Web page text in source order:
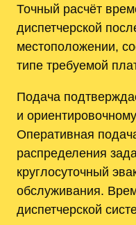
Точный расчёт
диспетчерской
местоположении,
типе требуемой
Подача
и
Оперативная
распределения
круглосуточный
обслуживания.
диспетчерской